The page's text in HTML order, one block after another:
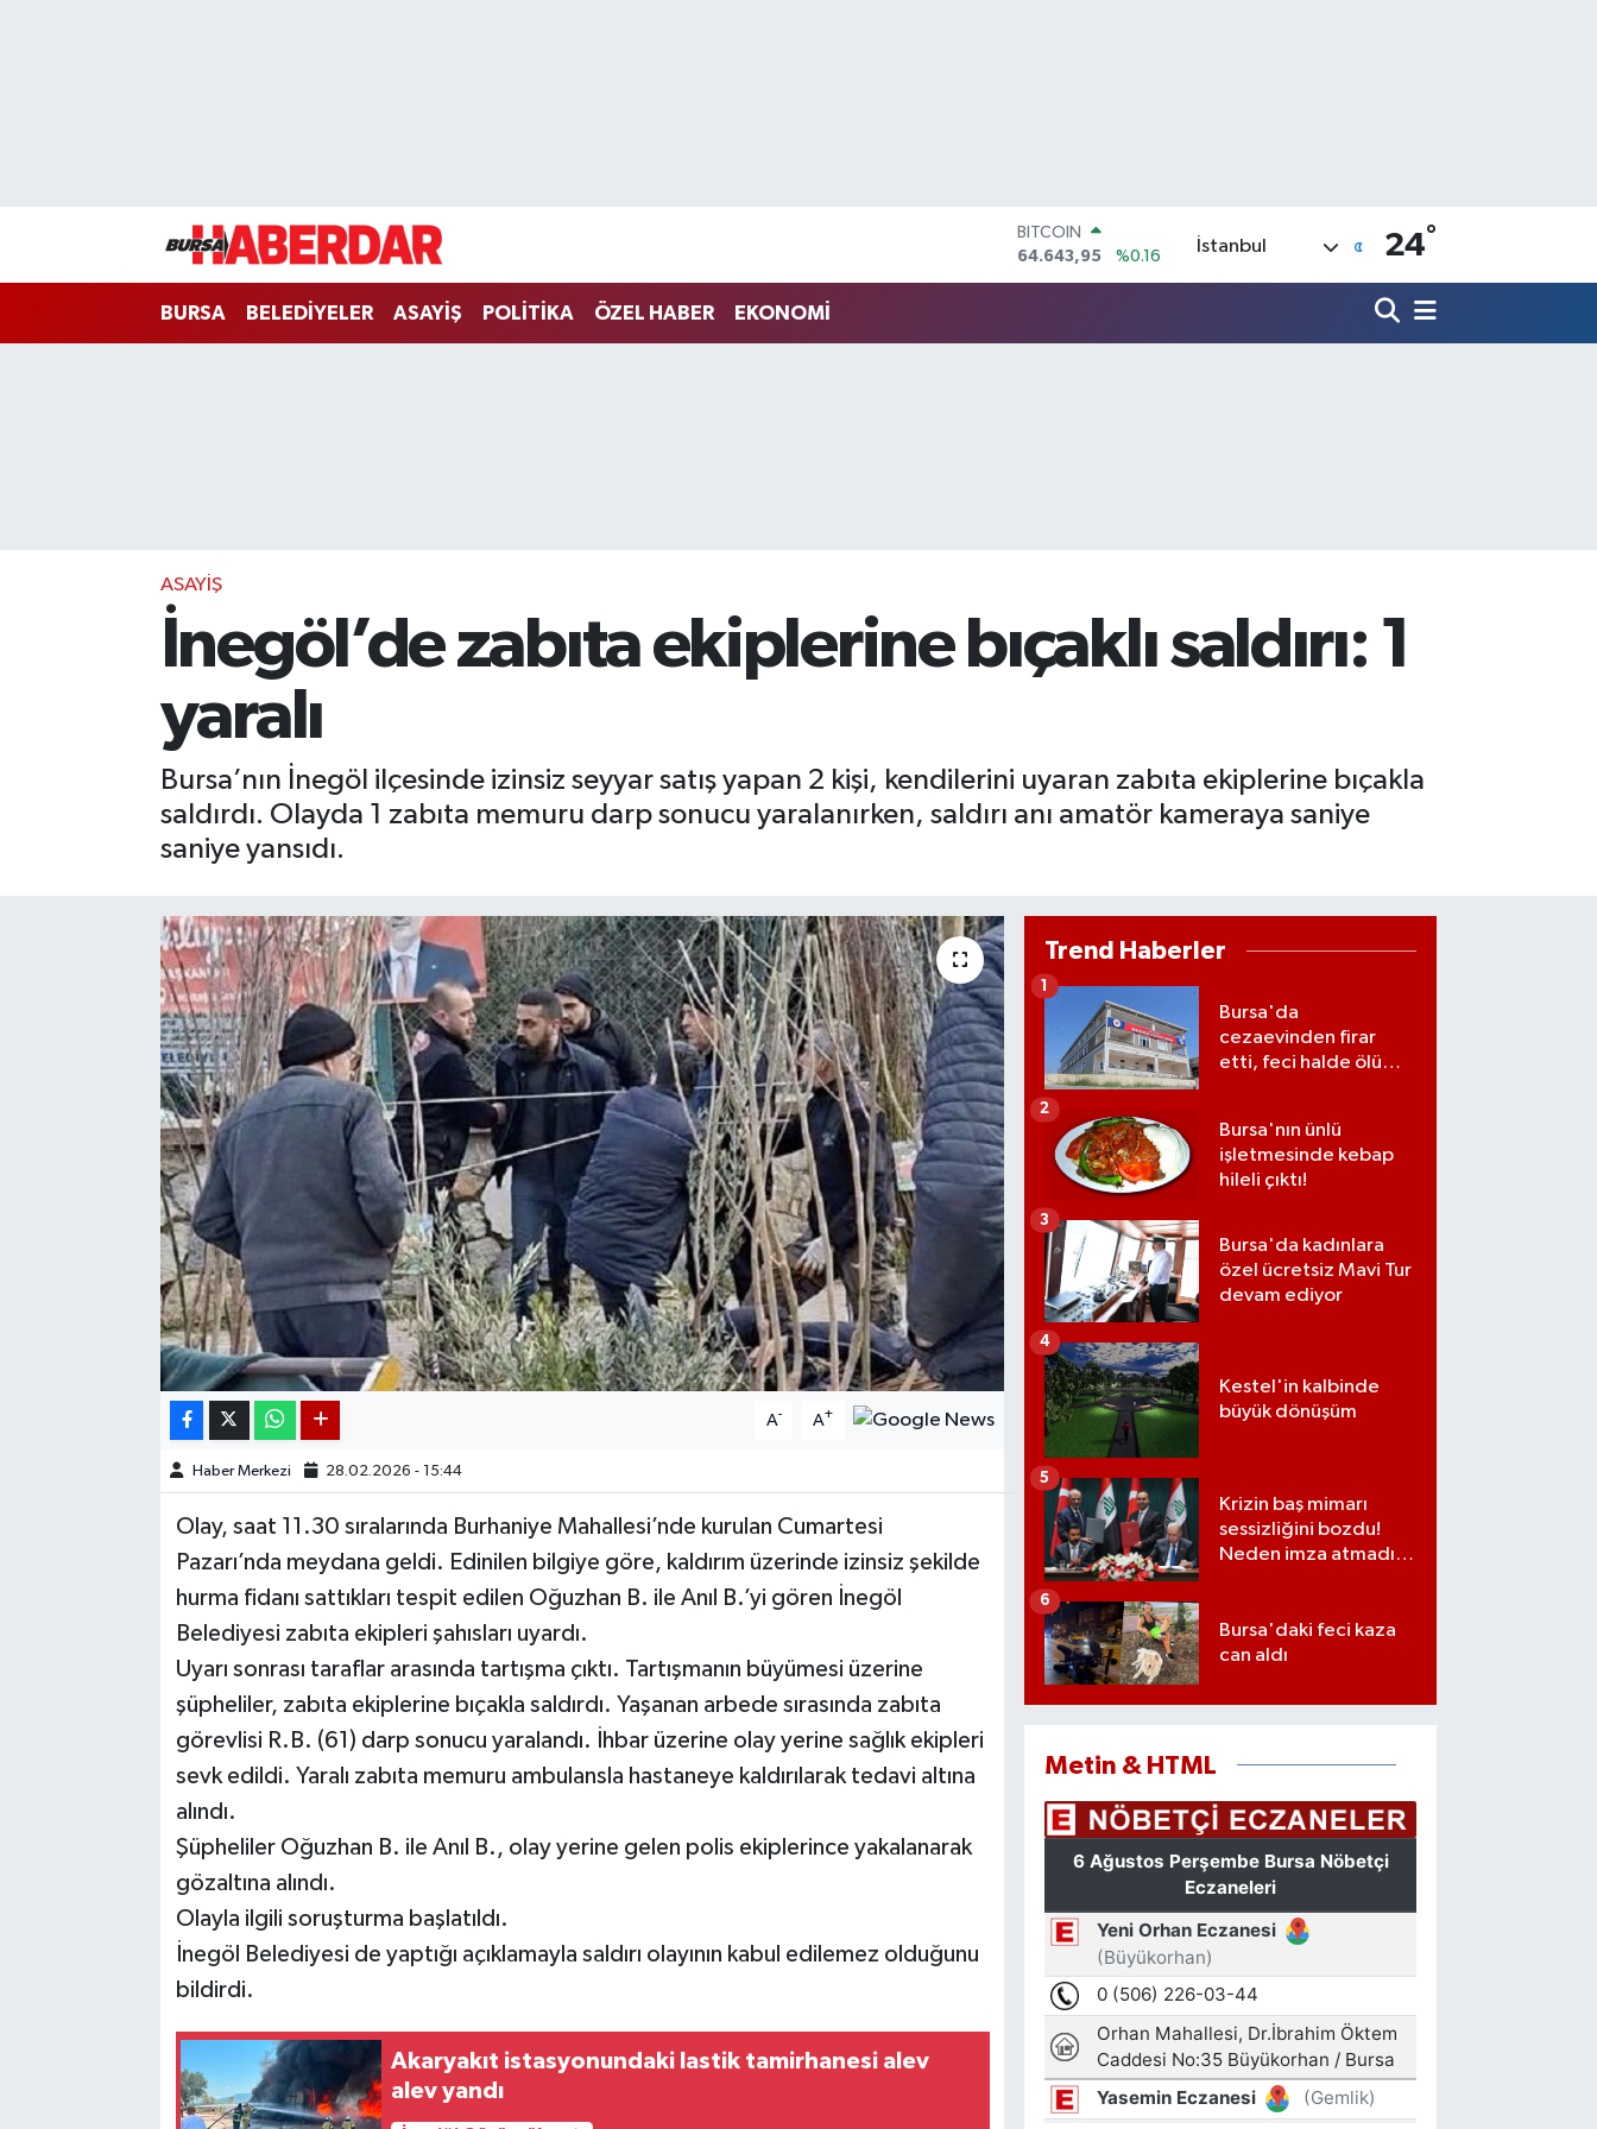
DOLAR
47,6704
%0
EURO
İstanbul 24°
BURSA BELEDİYELER ASAYİŞ POLİTİKA ÖZEL HABER EKONOMİ
ASAYİŞ
İnegöl’de zabıta ekiplerine bıçaklı saldırı: 1
yaralı
Bursa’nın İnegöl ilçesinde izinsiz seyyar satış yapan 2 kişi, kendilerini uyaran zabıta ekiplerine bıçakla
saldırdı. Olayda 1 zabıta memuru darp sonucu yaralanırken, saldırı anı amatör kameraya saniye
saniye yansıdı.
A- A+
Haber Merkezi 28.02.2026 - 15:44
Olay, saat 11.30 sıralarında Burhaniye Mahallesi’nde kurulan Cumartesi
Pazarı’nda meydana geldi. Edinilen bilgiye göre, kaldırım üzerinde izinsiz şekilde
hurma fidanı sattıkları tespit edilen Oğuzhan B. ile Anıl B.’yi gören İnegöl
Belediyesi zabıta ekipleri şahısları uyardı.
Uyarı sonrası taraflar arasında tartışma çıktı. Tartışmanın büyümesi üzerine
şüpheliler, zabıta ekiplerine bıçakla saldırdı. Yaşanan arbede sırasında zabıta
görevlisi R.B. (61) darp sonucu yaralandı. İhbar üzerine olay yerine sağlık ekipleri
sevk edildi. Yaralı zabıta memuru ambulansla hastaneye kaldırılarak tedavi altına
alındı.
Şüpheliler Oğuzhan B. ile Anıl B., olay yerine gelen polis ekiplerince yakalanarak
gözaltına alındı.
Olayla ilgili soruşturma başlatıldı.
İnegöl Belediyesi de yaptığı açıklamayla saldırı olayının kabul edilemez olduğunu
bildirdi.
Akaryakıt istasyonundaki lastik tamirhanesi alev
alev yandı
Trend Haberler
Bursa'da
cezaevinden firar
etti, feci halde ölü
1
Bursa'nın ünlü
işletmesinde kebap
hileli çıktı!
2
Bursa'da kadınlara
özel ücretsiz Mavi Tur
devam ediyor
3
Kestel'in kalbinde
büyük dönüşüm
4
Krizin baş mimarı
sessizliğini bozdu!
Neden imza atmadığı
5
Bursa'daki feci kaza
can aldı
6
Metin & HTML
Tüm Manşetler